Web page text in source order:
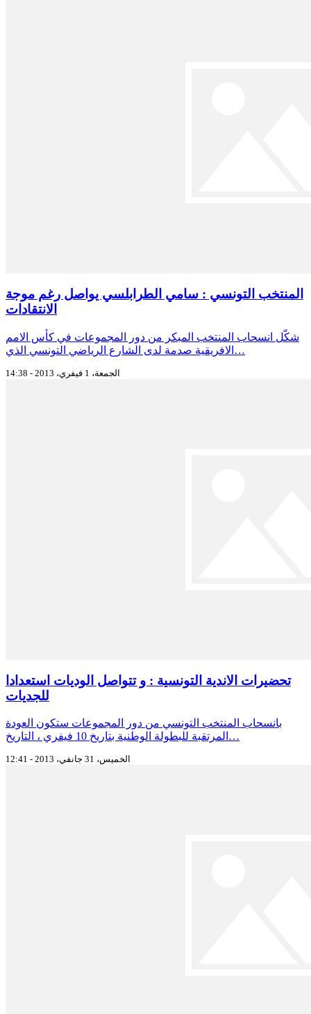
المنتخب التونسي : سامي الطرابلسي يواصل رغم موجة
الانتقادات
شكّل انسحاب المنتخب المبكر من دور المجموعات في كأس الامم
الافريقية صدمة لدى الشارع الرياضي التونسي الذي…
الجمعة، 1 فيفري، 2013 - 14:38
تحضيرات الاندية التونسية : و تتواصل الوديات استعدادا
للجديات
بانسحاب المنتخب التونسي من دور المجموعات ستكون العودة
المرتقبة للبطولة الوطنية بتاريخ 10 فيفري ، التاريخ…
الخميس، 31 جانفي، 2013 - 12:41